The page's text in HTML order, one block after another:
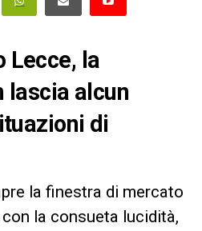
Lecce, la
lascia alcun
di
la finestra di mercato
la consueta lucidità,